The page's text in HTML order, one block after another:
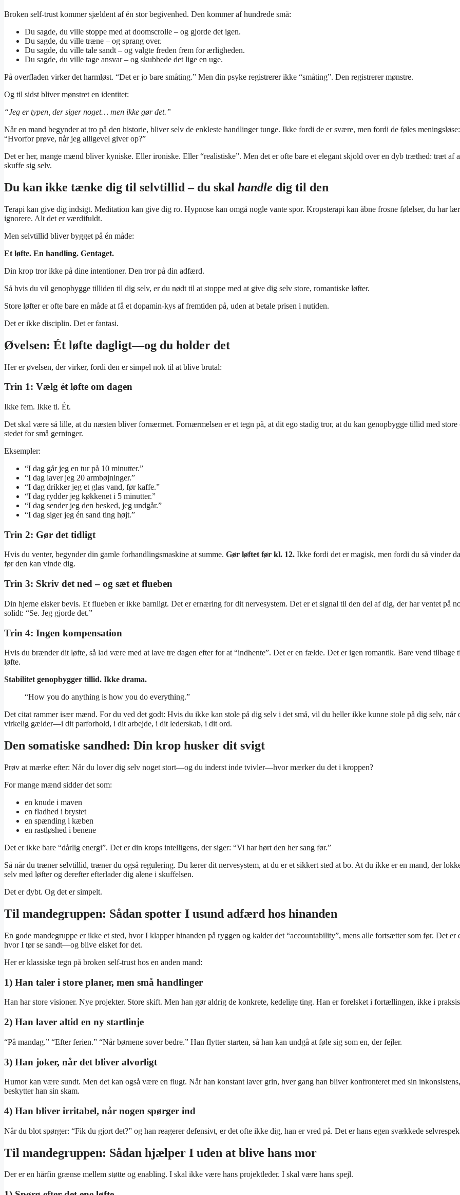
Broken self-trust kommer sjældent af én stor begivenhed. Den kommer af hundrede små:
Du sagde, du ville stoppe med at doomscrolle – og gjorde det igen.
Du sagde, du ville træne – og sprang over.
Du sagde, du ville tale sandt – og valgte freden frem for ærligheden.
Du sagde, du ville tage ansvar – og skubbede det lige en uge.
På overfladen virker det harmløst. “Det er jo bare småting.” Men din psyke registrerer ikke “småting”. Den registrerer mønstre.
Og til sidst bliver mønstret en identitet:
“Jeg er typen, der siger noget… men ikke gør det.”
Når en mand begynder at tro på den historie, bliver selv de enkleste handlinger tunge. Ikke fordi de er svære, men fordi de føles meningsløse:
“Hvorfor prøve, når jeg alligevel giver op?”
Det er her, mange mænd bliver kyniske. Eller ironiske. Eller “realistiske”. Men det er ofte bare et elegant skjold over en dyb træthed: træt af
skuffe sig selv.
Du kan ikke tænke dig til selvtillid – du skal handle dig til den
Terapi kan give dig indsigt. Meditation kan give dig ro. Hypnose kan omgå nogle vante spor. Kropsterapi kan åbne frosne følelser, du har
ignorere. Alt det er værdifuldt.
Men selvtillid bliver bygget på én måde:
Et løfte. En handling. Gentaget.
Din krop tror ikke på dine intentioner. Den tror på din adfærd.
Så hvis du vil genopbygge tilliden til dig selv, er du nødt til at stoppe med at give dig selv store, romantiske løfter.
Store løfter er ofte bare en måde at få et dopamin-kys af fremtiden på, uden at betale prisen i nutiden.
Det er ikke disciplin. Det er fantasi.
Øvelsen: Ét løfte dagligt—og du holder det
Her er øvelsen, der virker, fordi den er simpel nok til at blive brutal:
Trin 1: Vælg ét løfte om dagen
Ikke fem. Ikke ti. Ét.
Det skal være så lille, at du næsten bliver fornærmet. Fornærmelsen er et tegn på, at dit ego stadig tror, at du kan genopbygge tillid med store
stedet for små gerninger.
Eksempler:
“I dag går jeg en tur på 10 minutter.”
“I dag laver jeg 20 armbøjninger.”
“I dag drikker jeg et glas vand, før kaffe.”
“I dag rydder jeg køkkenet i 5 minutter.”
“I dag sender jeg den besked, jeg undgår.”
“I dag siger jeg én sand ting højt.”
Trin 2: Gør det tidligt
Hvis du venter, begynder din gamle forhandlingsmaskine at summe. Gør løftet før kl. 12. Ikke fordi det er magisk, men fordi du så vinder
før den kan vinde dig.
Trin 3: Skriv det ned – og sæt et flueben
Din hjerne elsker bevis. Et flueben er ikke barnligt. Det er ernæring for dit nervesystem. Det er et signal til den del af dig, der har ventet på
solidt: “Se. Jeg gjorde det.”
Trin 4: Ingen kompensation
Hvis du brænder dit løfte, så lad være med at lave tre dagen efter for at “indhente”. Det er en fælde. Det er igen romantik. Bare vend tilbage
løfte.
Stabilitet genopbygger tillid. Ikke drama.
“How you do anything is how you do everything.”
Det citat rammer især mænd. For du ved det godt: Hvis du ikke kan stole på dig selv i det små, vil du heller ikke kunne stole på dig selv, når
virkelig gælder—i dit parforhold, i dit arbejde, i dit lederskab, i dit ord.
Den somatiske sandhed: Din krop husker dit svigt
Prøv at mærke efter: Når du lover dig selv noget stort—og du inderst inde tvivler—hvor mærker du det i kroppen?
For mange mænd sidder det som:
en knude i maven
en fladhed i brystet
en spænding i kæben
en rastløshed i benene
Det er ikke bare “dårlig energi”. Det er din krops intelligens, der siger: “Vi har hørt den her sang før.”
Så når du træner selvtillid, træner du også regulering. Du lærer dit nervesystem, at du er et sikkert sted at bo. At du ikke er en mand, der
selv med løfter og derefter efterlader dig alene i skuffelsen.
Det er dybt. Og det er simpelt.
Til mandegruppen: Sådan spotter I usund adfærd hos hinanden
En gode mandegruppe er ikke et sted, hvor I klapper hinanden på ryggen og kalder det “accountability”, mens alle fortsætter som før. Det er
hvor I tør se sandt—og blive elsket for det.
Her er klassiske tegn på broken self-trust hos en anden mand:
1) Han taler i store planer, men små handlinger
Han har store visioner. Nye projekter. Store skift. Men han gør aldrig de konkrete, kedelige ting. Han er forelsket i fortællingen, ikke i
2) Han laver altid en ny startlinje
“På mandag.” “Efter ferien.” “Når børnene sover bedre.” Han flytter starten, så han kan undgå at føle sig som en, der fejler.
3) Han joker, når det bliver alvorligt
Humor kan være sundt. Men det kan også være en flugt. Når han konstant laver grin, hver gang han bliver konfronteret med sin inkonsistens,
beskytter han sin skam.
4) Han bliver irritabel, når nogen spørger ind
Når du blot spørger: “Fik du gjort det?” og han reagerer defensivt, er det ofte ikke dig, han er vred på. Det er hans egen svækkede
Til mandegruppen: Sådan hjælper I uden at blive hans mor
Der er en hårfin grænse mellem støtte og enabling. I skal ikke være hans projektleder. I skal være hans spejl.